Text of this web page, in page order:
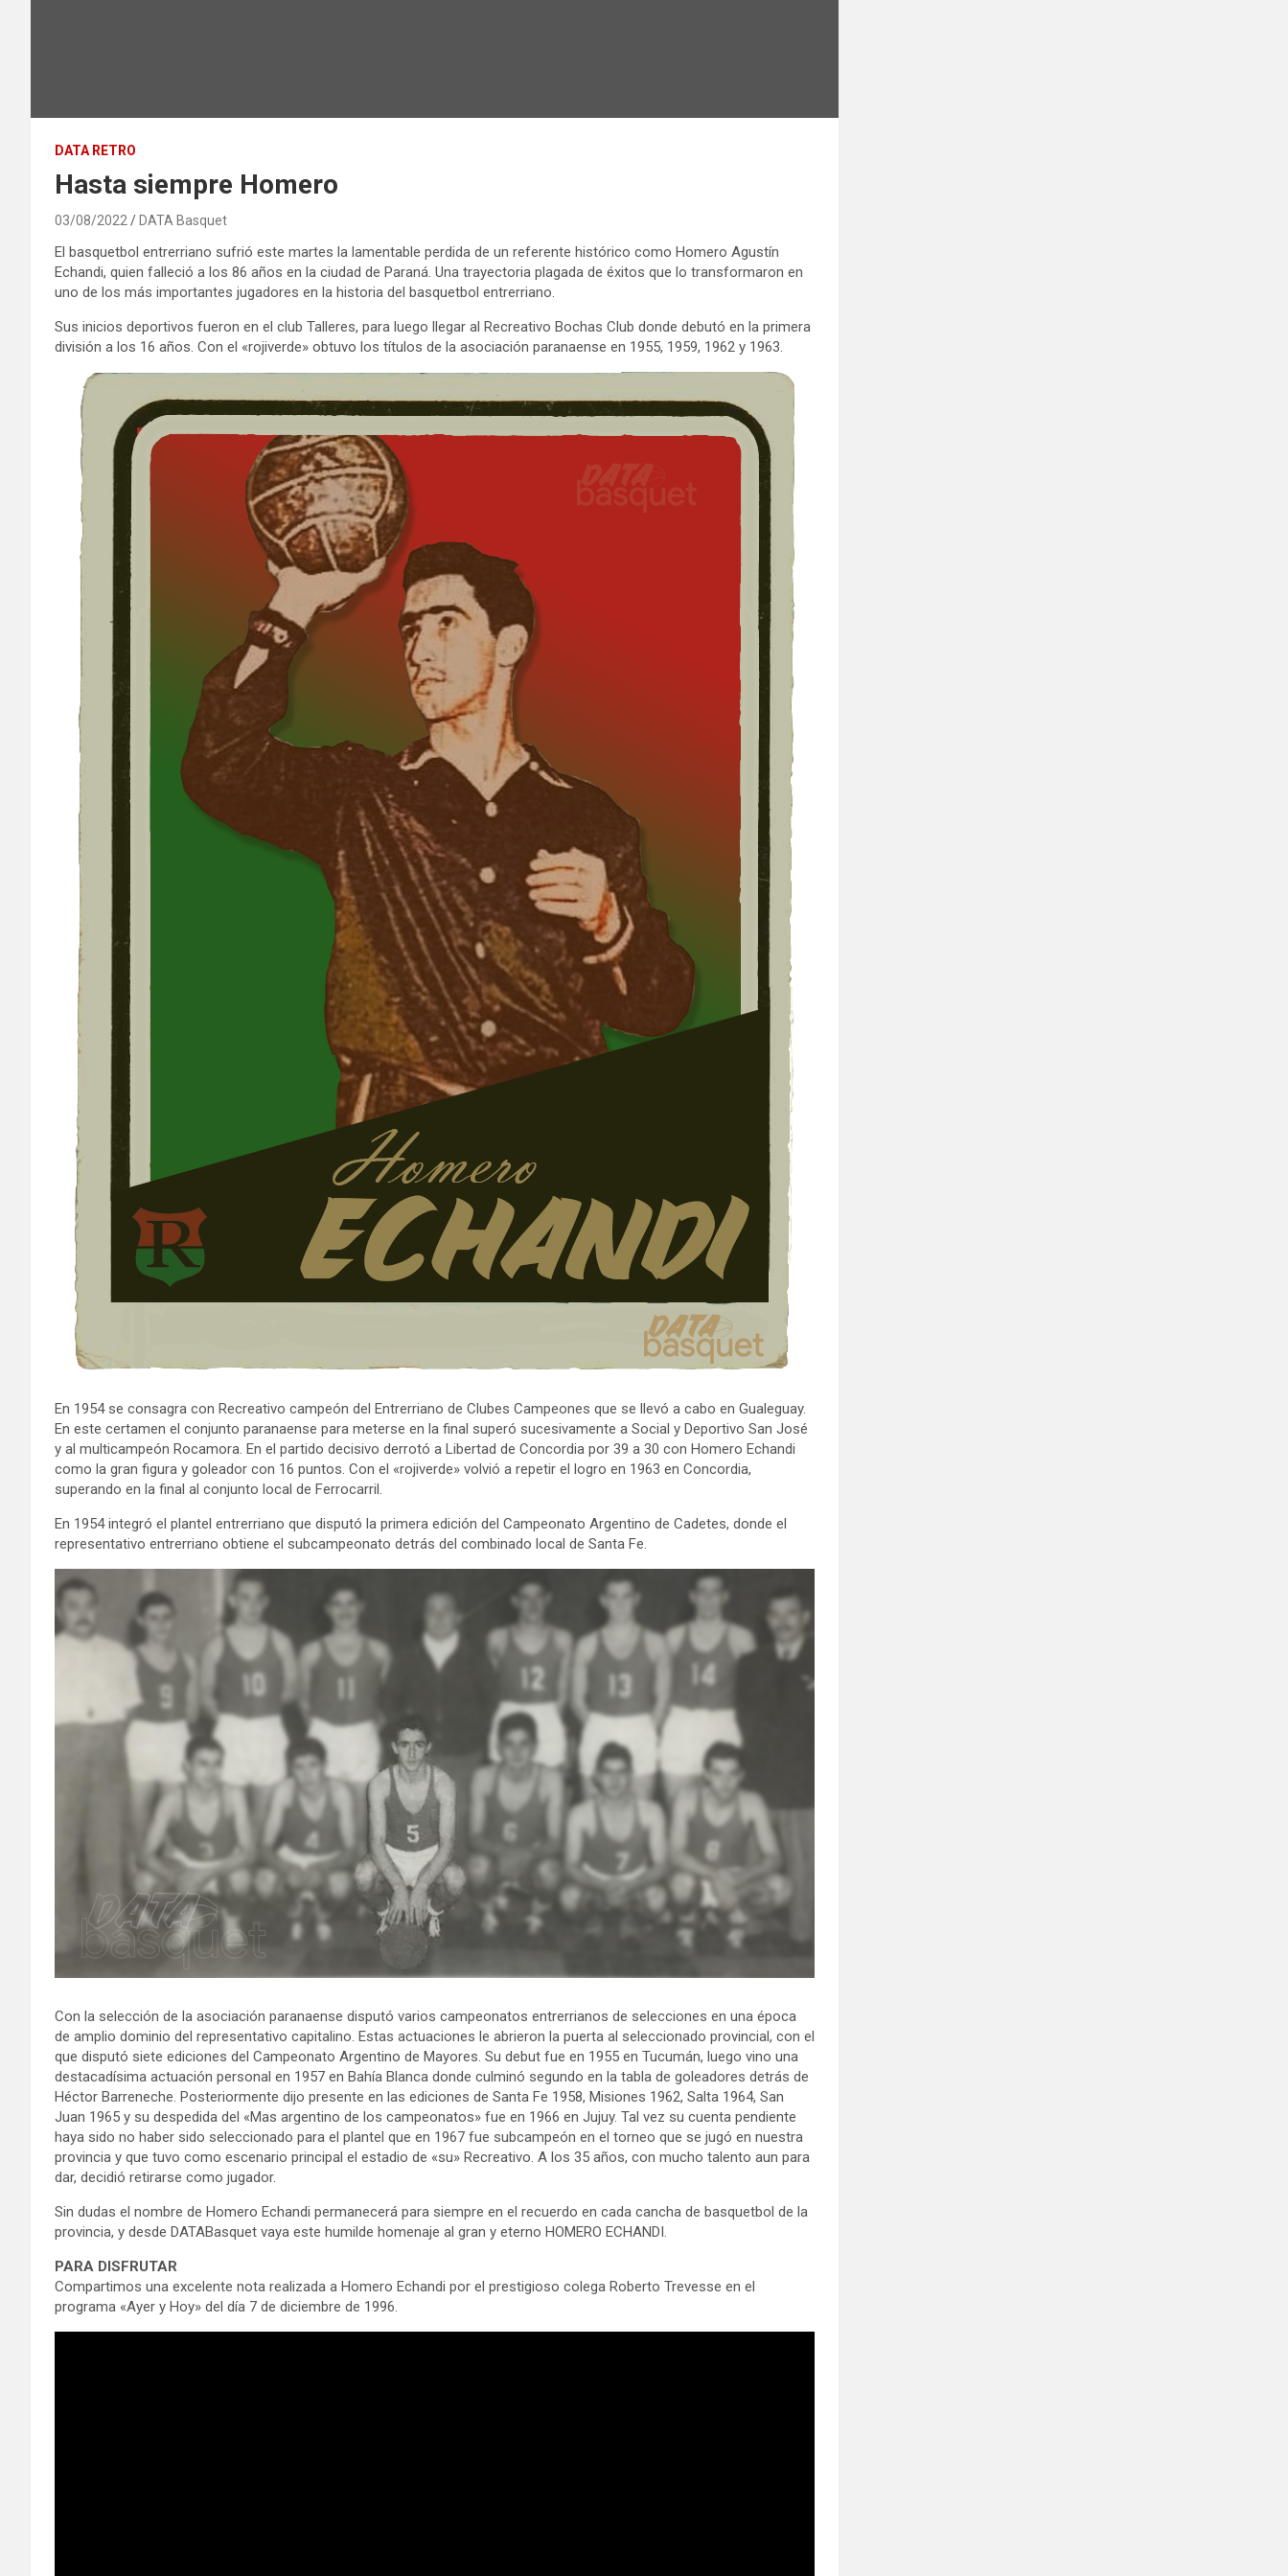
DATA RETRO
Hasta siempre Homero
03/08/2022 DATA Basquet
El basquetbol entrerriano sufrió este martes la lamentable perdida de un referente histórico como Homero Agustín
Echandi, quien falleció a los 86 años en la ciudad de Paraná. Una trayectoria plagada de éxitos que lo transformaron en
uno de los más importantes jugadores en la historia del basquetbol entrerriano.
Sus inicios deportivos fueron en el club Talleres, para luego llegar al Recreativo Bochas Club donde debutó en la primera
división a los 16 años. Con el «rojiverde» obtuvo los títulos de la asociación paranaense en 1955, 1959, 1962 y 1963.
En 1954 se consagra con Recreativo campeón del Entrerriano de Clubes Campeones que se llevó a cabo en Gualeguay.
En este certamen el conjunto paranaense para meterse en la final superó sucesivamente a Social y Deportivo San José
y al multicampeón Rocamora. En el partido decisivo derrotó a Libertad de Concordia por 39 a 30 con Homero Echandi
como la gran figura y goleador con 16 puntos. Con el «rojiverde» volvió a repetir el logro en 1963 en Concordia,
superando en la final al conjunto local de Ferrocarril.
En 1954 integró el plantel entrerriano que disputó la primera edición del Campeonato Argentino de Cadetes, donde el
representativo entrerriano obtiene el subcampeonato detrás del combinado local de Santa Fe.
Con la selección de la asociación paranaense disputó varios campeonatos entrerrianos de selecciones en una época
de amplio dominio del representativo capitalino. Estas actuaciones le abrieron la puerta al seleccionado provincial, con el
que disputó siete ediciones del Campeonato Argentino de Mayores. Su debut fue en 1955 en Tucumán, luego vino una
destacadísima actuación personal en 1957 en Bahía Blanca donde culminó segundo en la tabla de goleadores detrás de
Héctor Barreneche. Posteriormente dijo presente en las ediciones de Santa Fe 1958, Misiones 1962, Salta 1964, San
Juan 1965 y su despedida del «Mas argentino de los campeonatos» fue en 1966 en Jujuy. Tal vez su cuenta pendiente
haya sido no haber sido seleccionado para el plantel que en 1967 fue subcampeón en el torneo que se jugó en nuestra
provincia y que tuvo como escenario principal el estadio de «su» Recreativo. A los 35 años, con mucho talento aun para
dar, decidió retirarse como jugador.
Sin dudas el nombre de Homero Echandi permanecerá para siempre en el recuerdo en cada cancha de basquetbol de la
provincia, y desde DATABasquet vaya este humilde homenaje al gran y eterno HOMERO ECHANDI.
PARA DISFRUTAR
Compartimos una excelente nota realizada a Homero Echandi por el prestigioso colega Roberto Trevesse en el
programa «Ayer y Hoy» del día 7 de diciembre de 1996.